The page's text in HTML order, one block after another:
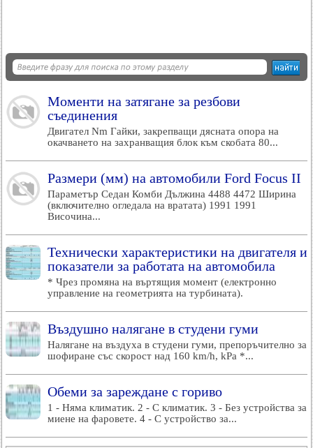
Моменти на затягане за резбови
съединения
Двигател Nm Гайки, закрепващи дясната опора на
окачването на захранващия блок към скобата 80...
Размери (мм) на автомобили Ford Focus II
Параметър Седан Комби Дължина 4488 4472 Ширина
(включително огледала на вратата) 1991 1991
Височина...
Технически характеристики на двигателя и
показатели за работата на автомобила
* Чрез промяна на въртящия момент (електронно
управление на геометрията на турбината).
Въздушно налягане в студени гуми
Налягане на въздуха в студени гуми, препоръчително за
шофиране със скорост над 160 km/h, kPa *...
Обеми за зареждане с гориво
1 - Няма климатик. 2 - С климатик. 3 - Без устройства за
миене на фаровете. 4 - С устройство за...